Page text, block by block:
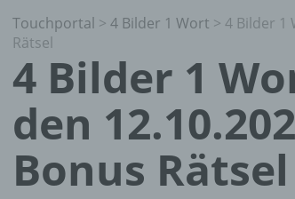
Touchportal > 4 Bilder 1 Wort > 4 Bilder 1
Rätsel
4 Bilder 1
den
Bonus Rätsel